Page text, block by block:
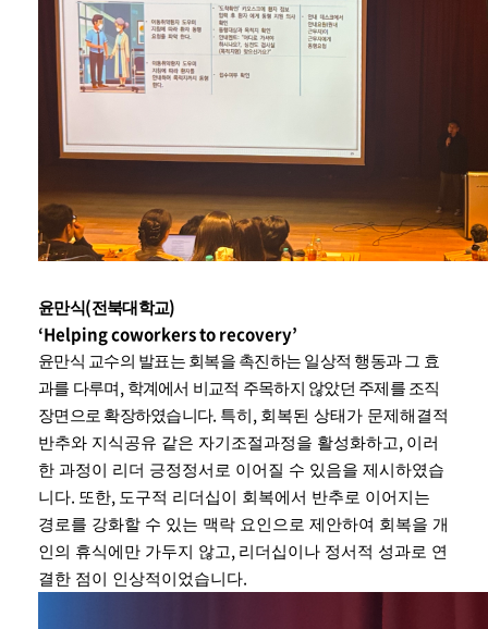
윤만식(전북대학교)
‘Helping coworkers to recovery’
윤만식 교수의 발표는 회복을 촉진하는 일상적 행동과 그 효
과를 다루며 , 학계에서 비교적 주목하지 않았던 주제를 조직
장면으로 확장하였습니다. 특히 , 회복된 상태가 문제해결적
반추와 지식공유 같은 자기조절과정을 활성화하고, 이러
한 과정이 리더 긍정정서로 이어질 수 있음을 제시하였습
니다. 또한, 도구적 리더십이 회복에서 반추로 이어지는
경로를 강화할 수 있는 맥락 요인으로 제안하여 회복을 개
인의 휴식에만 가두지 않고, 리더십이나 정서적 성과로 연
결한 점이 인상적이었습니다.